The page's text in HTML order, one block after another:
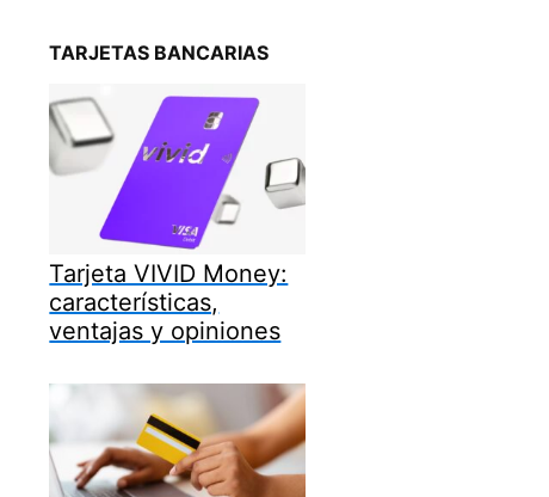
TARJETAS BANCARIAS
Tarjeta VIVID Money:
características,
ventajas y opiniones